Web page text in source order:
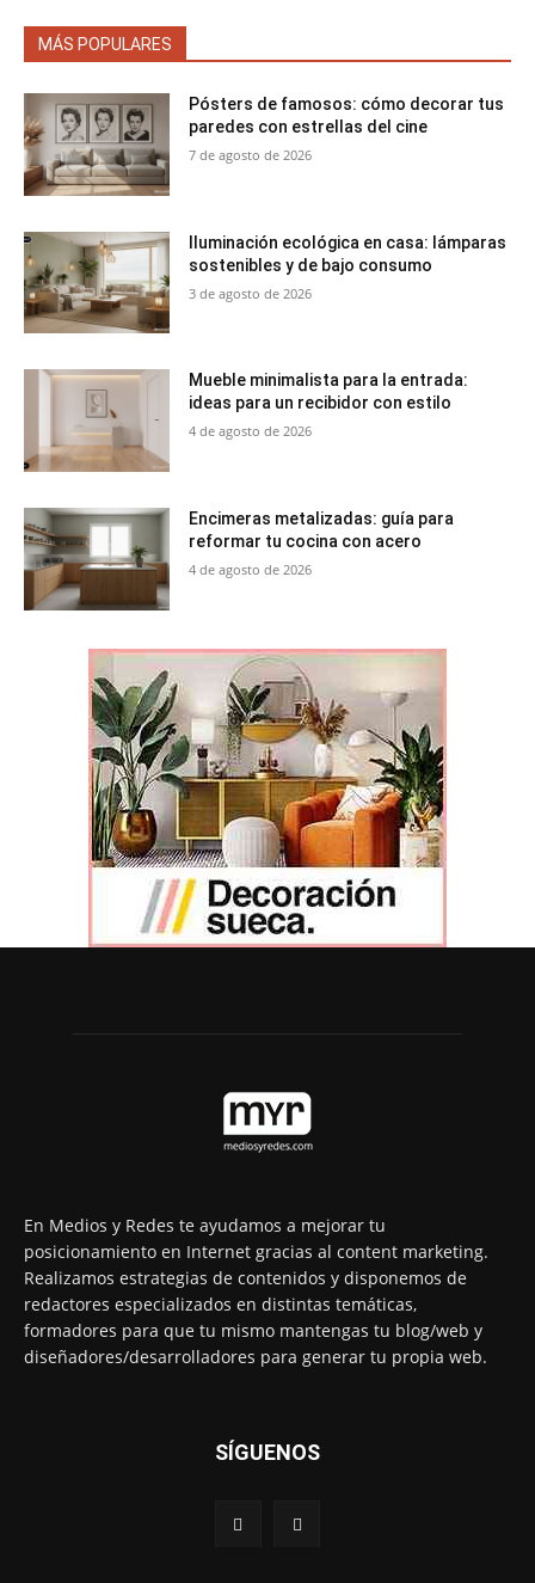
MÁS POPULARES
Pósters de famosos: cómo decorar tus
paredes con estrellas del cine
7 de agosto de 2026
Iluminación ecológica en casa: lámparas
sostenibles y de bajo consumo
3 de agosto de 2026
Mueble minimalista para la entrada:
ideas para un recibidor con estilo
4 de agosto de 2026
Encimeras metalizadas: guía para
reformar tu cocina con acero
4 de agosto de 2026
En Medios y Redes te ayudamos a mejorar tu
posicionamiento en Internet gracias al content marketing.
Realizamos estrategias de contenidos y disponemos de
redactores especializados en distintas temáticas,
formadores para que tu mismo mantengas tu blog/web y
diseñadores/desarrolladores para generar tu propia web.
SÍGUENOS